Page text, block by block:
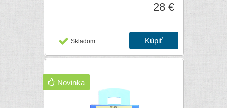
28 €
Skladom
Novinka